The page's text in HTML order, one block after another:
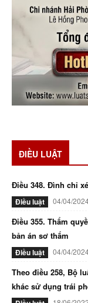
ĐIỀU LUẬT
Điều 348. Đình chỉ
Điều luật 04/04/
Điều 355. Thẩm
bản án sơ thẩm
Điều luật 04/04/
Theo điều 258, Bộ
khác sử dụng trái